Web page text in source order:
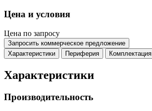
Цена и условия
Цена по запросу
Запросить коммерческое предложение
Характеристики
Периферия Комплектация
Характеристики
Производительность